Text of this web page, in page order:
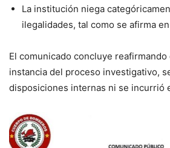
La institución niega
ilegalidades, tal como se afirma
El comunicado concluye
instancia del proceso investigativo,
disposiciones internas ni se incurrió